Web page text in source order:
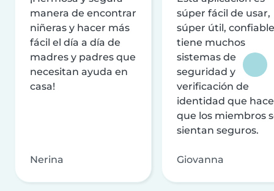
manera de encontrar
niñeras y hacer más
fácil el día a día de
madres y padres que
necesitan ayuda en
casa!
Nerina
súper fácil de usar,
súper útil,
tiene muchos
sistemas de
seguridad y
verificación de
identidad que
que los miembros
sientan seguros.
Giovanna